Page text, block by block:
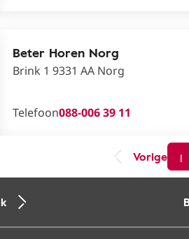
Beter Horen Norg
Brink 1 9331 AA Norg
Telefoon088-006 39 11
Vorige 1